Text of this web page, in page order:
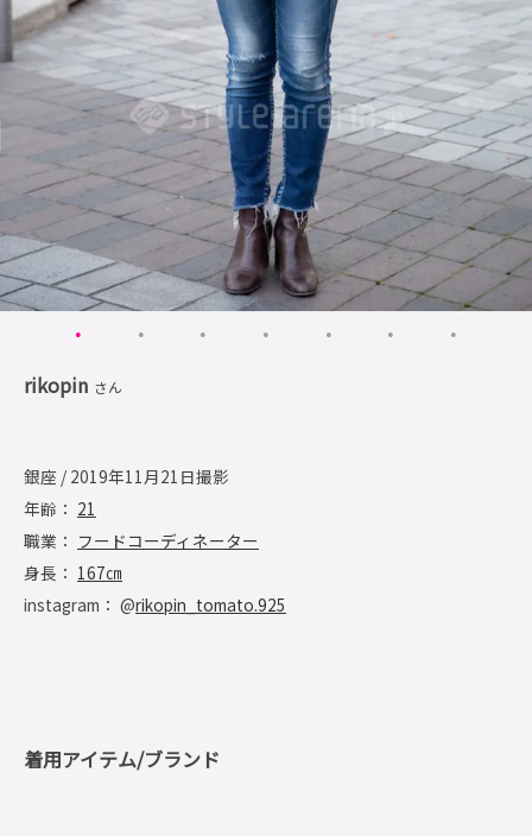
rikopin さん
銀座 / 2019年11月21日撮影
年齢： 21
職業： フードコーディネーター
身長： 167㎝
instagram： @rikopin_tomato.925
着用アイテム/ブランド